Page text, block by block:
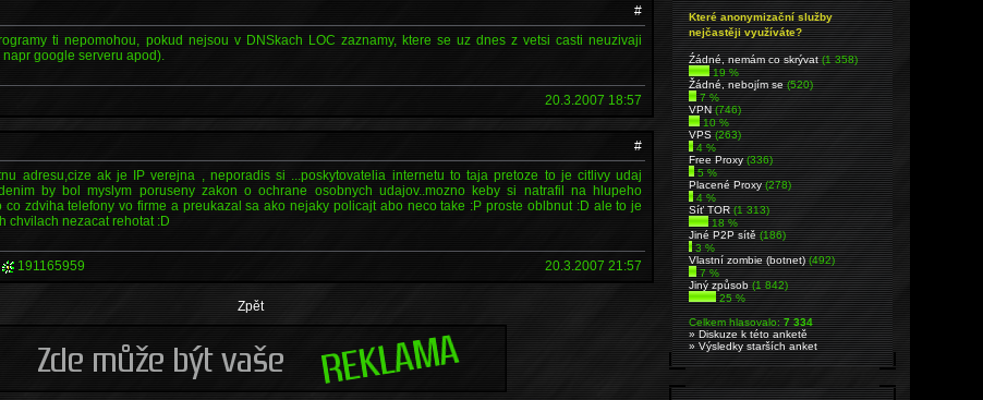
#
ti nepomohou, pokud nejsou v DNSkach LOC zaznamy, ktere se uz dnes z vetsi casti neuzivaji
google serveru apod).
20.3.2007 18:57
#
adresu,cize ak je IP verejna , neporadis si ...poskytovatelia internetu to taja pretoze to je citlivy udaj
by bol myslym poruseny zakon o ochrane osobnych udajov..mozno keby si natrafil na hlupeho
co zdviha telefony vo firme a preukazal sa ako nejaky policajt abo neco take :P proste oblbnut :D ale to je
chvilach nezacat rehotat :D
191165959 20.3.2007 21:57
Zpět
Které anonymizační služby
nejčastěji využíváte?
Źádné, nemám co skrývat(1 358)
19 %
Žádné, nebojím se(520)
7 %
VPN(746)
10 %
VPS(263)
4 %
Free Proxy(336)
5 %
Placené Proxy(278)
4 %
Síť TOR(1 313)
18 %
Jiné P2P sítě(186)
3 %
Vlastní zombie (botnet)(492)
7 %
Jiný způsob(1 842)
25 %
Celkem hlasovalo:7 334
» Diskuze k této anketě
» Výsledky starších anket